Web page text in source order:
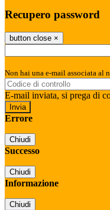
Recupero password
button close ×
Non hai una e-mail associata al
E-mail inviata, si prega di
Errore
Chiudi
Successo
Chiudi
Informazione
Chiudi